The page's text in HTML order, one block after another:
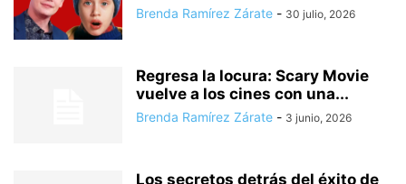
Brenda Ramírez Zárate - 30 julio, 2026
Regresa la locura: Scary Movie
vuelve a los cines con una...
Brenda Ramírez Zárate - 3 junio, 2026
Los secretos detrás del éxito de